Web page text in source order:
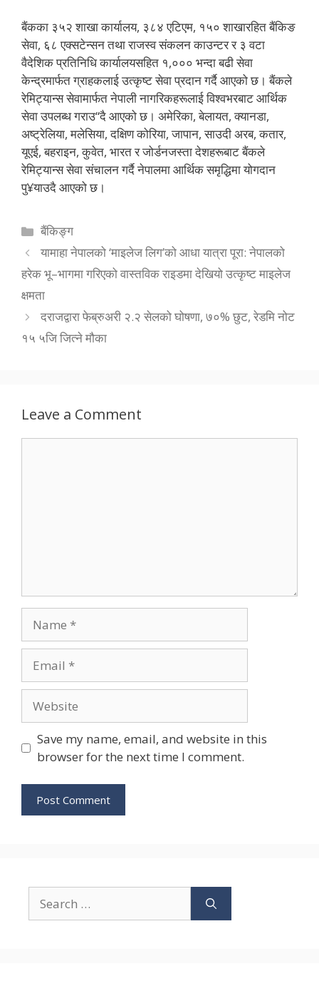
बैंकका ३५२ शाखा कार्यालय, ३८४ एटिएम, १५० शाखारहित बैंकिङ
सेवा, ६८ एक्सटेन्सन तथा राजस्व संकलन काउन्टर र ३ वटा
वैदेशिक प्रतिनिधि कार्यालयसहित १,००० भन्दा बढी सेवा
केन्द्रमार्फत ग्राहकलाई उत्कृष्ट सेवा प्रदान गर्दै आएको छ। बैंकले
रेमिट्यान्स सेवामार्फत नेपाली नागरिकहरूलाई विश्वभरबाट आर्थिक
सेवा उपलब्ध गराउ“दै आएको छ। अमेरिका, बेलायत, क्यानडा,
अष्ट्रेलिया, मलेसिया, दक्षिण कोरिया, जापान, साउदी अरब, कतार,
यूएई, बहराइन, कुवेत, भारत र जोर्डनजस्ता देशहरूबाट बैंकले
रेमिट्यान्स सेवा संचालन गर्दै नेपालमा आर्थिक समृद्धिमा योगदान
पु¥याउदै आएको छ।
Categories
बैंकिङ्ग
यामाहा नेपालको ‘माइलेज लिग’को आधा यात्रा पूरा: नेपालको
हरेक भू–भागमा गरिएको वास्तविक राइडमा देखियो उत्कृष्ट माइलेज
क्षमता
दराजद्वारा फेब्रुअरी २.२ सेलको घोषणा, ७०% छुट, रेडमि नोट
१५ ५जि जित्ने मौका
Leave a Comment
Save my name, email, and website in this
browser for the next time I comment.
for: